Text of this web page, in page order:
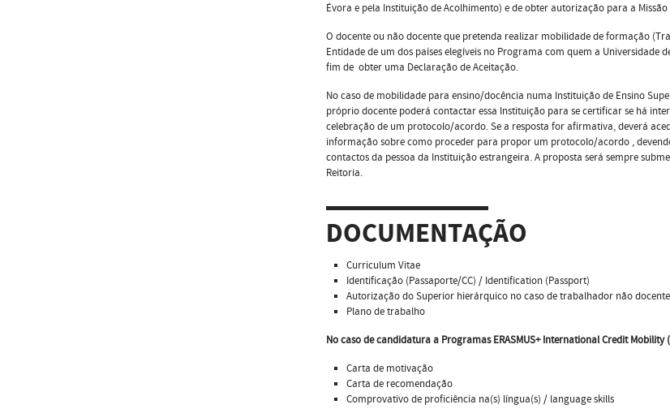
Évora e pela Instituição de Acolhimento) e de obter autorização para a
O docente ou não docente que pretenda realizar mobilidade de formação
Entidade de um dos países elegíveis no Programa com quem a
fim de obter uma Declaração de Aceitação.
No caso de mobilidade para ensino/docência numa Instituição de Ensino
próprio docente poderá contactar essa Instituição para se certificar se há
celebração de um protocolo/acordo. Se a resposta for afirmativa, deverá
informação sobre como proceder para propor um protocolo/acordo ,
contactos da pessoa da Instituição estrangeira. A proposta será sempre
Reitoria.
DOCUMENTAÇÃO
Curriculum Vitae
Identificação (Passaporte/CC) / Identification (Passport)
Autorização do Superior hierárquico no caso de trabalhador não docente
Plano de trabalho
No caso de candidatura a Programas ERASMUS+ International Credit
Carta de motivação
Carta de recomendação
Comprovativo de proficiência na(s) língua(s) / language skills